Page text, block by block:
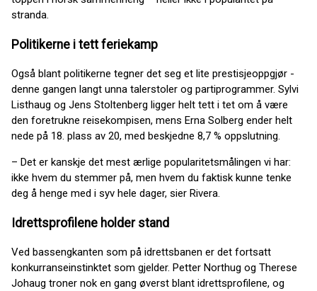
stranda.
Politikerne i tett feriekamp
Også blant politikerne tegner det seg et lite prestisjeoppgjør -
denne gangen langt unna talerstoler og partiprogrammer. Sylvi
Listhaug og Jens Stoltenberg ligger helt tett i tet om å være
den foretrukne reisekompisen, mens Erna Solberg ender helt
nede på 18. plass av 20, med beskjedne 8,7 % oppslutning.
– Det er kanskje det mest ærlige popularitetsmålingen vi har:
ikke hvem du stemmer på, men hvem du faktisk kunne tenke
deg å henge med i syv hele dager, sier Rivera.
Idrettsprofilene holder stand
Ved bassengkanten som på idrettsbanen er det fortsatt
konkurranseinstinktet som gjelder. Petter Northug og Therese
Johaug troner nok en gang øverst blant idrettsprofilene, og